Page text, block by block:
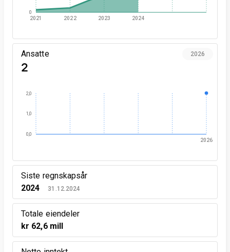
2021 2022 2023 2024
0
Ansatte
2
2026
2026
0,0
1,0
2,0
Siste regnskapsår
2024
31.12.2024
Totale eiendeler
kr 62,6 mill